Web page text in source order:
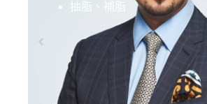
抽脂、補脂